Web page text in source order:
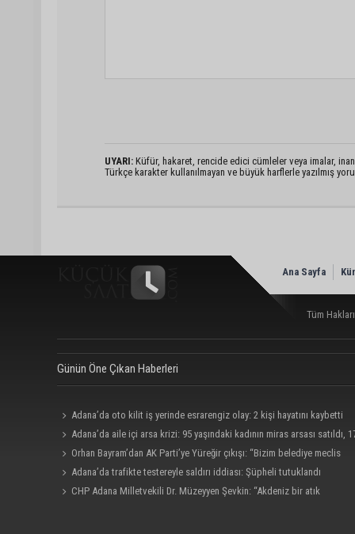
UYARI: Küfür, hakaret, rencide edici cümleler veya imalar,
Türkçe karakter kullanılmayan ve büyük harflerle yazılmış
Ana Sayfa
Tüm
Günün Öne Çıkan Haberleri
Adana’da oto kilit iş yerinde esrarengiz olay: 2 kişi hayatını kaybetti
Adana’da aile içi arsa krizi: 95 yaşındaki kadının miras arsası satıldı,
milyonun 13 milyonu harcandı
Orhan Bayram’dan AK Parti’ye Yüreğir çıkışı: “Bizim belediye meclis
üyelerimize ne yaptınız? Siz önce onu anlatın”
Adana’da trafikte testereyle saldırı iddiası: Şüpheli tutuklandı
CHP Adana Milletvekili Dr. Müzeyyen Şevkin: “Akdeniz bir atık